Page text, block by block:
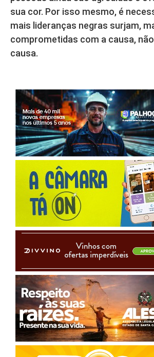
sua cor. Por isso mesmo, é
mais lideranças negras surjam,
comprometidas com a causa,
causa.